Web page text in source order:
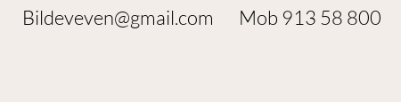
Bildeveven@gmail.com Mob 913 58 800